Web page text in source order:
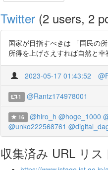
Twitter (2 users, 2
国家が目指すべきは 「国民の
所得を上げさえすれば自然と
2023-05-17 01:43:52
1 @Rantz174978001
16 @hiro_h @hoge_1000
@unko222568761
収集済み URL リス